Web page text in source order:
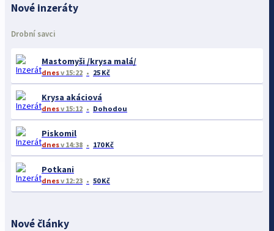
Nové inzeráty
Drobní savci
Mastomyši /krysa malá/
dnesv 15:22 25 Kč
Krysa akáciová
dnesv 15:12 Dohodou
Piskomil
dnesv 14:38 170 Kč
Potkani
dnesv 12:23 50 Kč
Nové články